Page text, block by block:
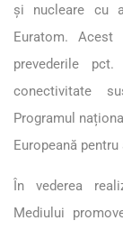
și nucleare cu
Euratom.
prevederile
conectivitate
Programul
Europeană
În vederea
Mediului